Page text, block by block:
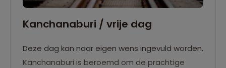
Kanchanaburi / vrije dag
Deze dag kan naar eigen wens ingevuld worden.
Kanchanaburi is beroemd om de prachtige